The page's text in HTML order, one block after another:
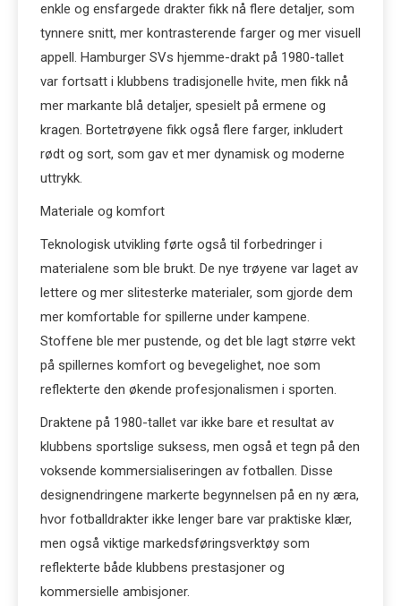
enkle og ensfargede drakter fikk nå flere detaljer, som
tynnere snitt, mer kontrasterende farger og mer visuell
appell. Hamburger SVs hjemme-drakt på 1980-tallet
var fortsatt i klubbens tradisjonelle hvite, men fikk nå
mer markante blå detaljer, spesielt på ermene og
kragen. Bortetrøyene fikk også flere farger, inkludert
rødt og sort, som gav et mer dynamisk og moderne
uttrykk.
Materiale og komfort
Teknologisk utvikling førte også til forbedringer i
materialene som ble brukt. De nye trøyene var laget av
lettere og mer slitesterke materialer, som gjorde dem
mer komfortable for spillerne under kampene.
Stoffene ble mer pustende, og det ble lagt større vekt
på spillernes komfort og bevegelighet, noe som
reflekterte den økende profesjonalismen i sporten.
Draktene på 1980-tallet var ikke bare et resultat av
klubbens sportslige suksess, men også et tegn på den
voksende kommersialiseringen av fotballen. Disse
designendringene markerte begynnelsen på en ny æra,
hvor fotballdrakter ikke lenger bare var praktiske klær,
men også viktige markedsføringsverktøy som
reflekterte både klubbens prestasjoner og
kommersielle ambisjoner.